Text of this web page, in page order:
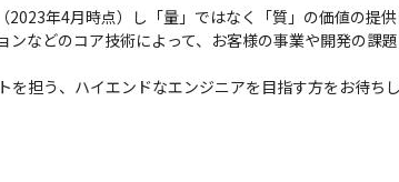
年4月時点）し「量」ではなく「質」の価値の提
などのコア技術によって、お客様の事業や開発の課
担う、ハイエンドなエンジニアを目指す方をお待ちし